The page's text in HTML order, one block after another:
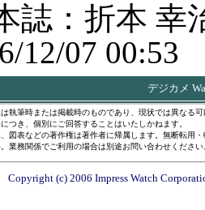
誌：折本 幸
12/07 00:53
デジカメ
は執筆時または掲載時のものであり、現状では異なる
につき、個別にご回答することはいたしかねます。
、図表などの著作権は著作者に帰属します。無断転用
業務関係でご利用の場合は別途お問い合わせください
Copyright (c) 2006 Impress Watch